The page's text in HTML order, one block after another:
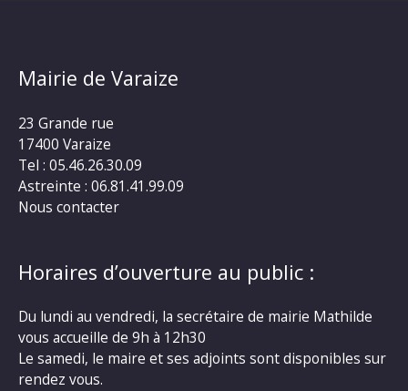
Mairie de Varaize
23 Grande rue
17400 Varaize
Tel : 05.46.26.30.09
Astreinte : 06.81.41.99.09
Nous contacter
Horaires d’ouverture au public :
Du lundi au vendredi, la secrétaire de mairie Mathilde
vous accueille de 9h à 12h30
Le samedi, le maire et ses adjoints sont disponibles sur
rendez vous.